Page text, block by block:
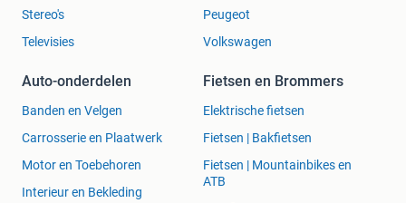
Stereo's
Televisies
Peugeot
Volkswagen
Auto-onderdelen
Banden en Velgen
Carrosserie en Plaatwerk
Motor en Toebehoren
Interieur en Bekleding
Fietsen en Brommers
Elektrische fietsen
Fietsen | Bakfietsen
Fietsen | Mountainbikes en
ATB